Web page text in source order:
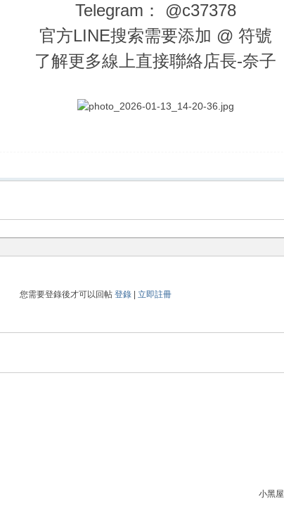
Telegram： @c37378
官方LINE搜索需要添加 @ 符號
了解更多線上直接聯絡店長-奈子
您需要登錄後才可以回帖登錄 |立即註冊
小黑屋